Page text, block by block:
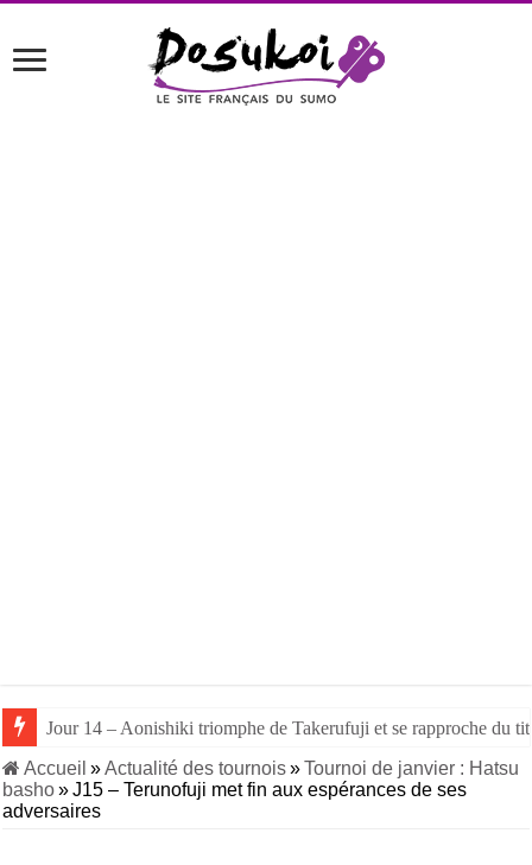
Jour 14 – Aonishiki triomphe de Takerufuji et se rapproche du
Accueil »Actualité des tournois»Tournoi de janvier : Hatsu
basho»J15 – Terunofuji met fin aux espérances de ses
adversaires